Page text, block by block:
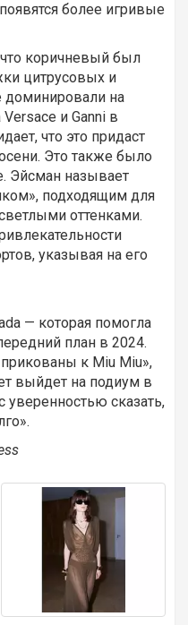
более игривые
коричневый был
цитрусовых и
доминировали на
и Ganni в
что это придаст
Это также было
Эйсман называет
подходящим для
оттенками.
указывая на его
— которая помогла
план в 2024.
к Miu Miu»,
выйдет на подиум в
сказать,